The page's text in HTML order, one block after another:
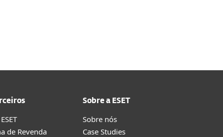
de Revenda
Sobre a ESET
Sobre nós
Case Studies